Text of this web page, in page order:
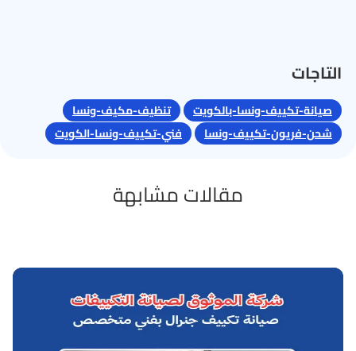
التاجات
صيانة-تكييف-ونسا-بالكويت
تنظيف-مكيف-ونسا
شحن-فريون-تكييف-ونسا
فني-تكييف-ونسا-الكويت
مقالات مشابهة